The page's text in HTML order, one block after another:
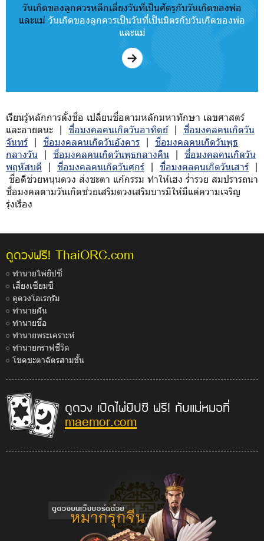
วันเกิดของลูกควรหลีกเลี่ยงวันที่เป็นศัตรูกับวันเกิดของพ่อ
และแม่ วันเกิดของลูกควรเป็นวันที่เป็นมิตรกับวันเกิดของพ่อ
และแม่
เรียนรู้หลักการตั้งชื่อ เปลี่ยนชื่อตามหลักมหาทักษา เลขศาสตร์
และอายตนะ | ชื่อมงคลคนเกิดวันอาทิตย์| ชื่อมงคลคนเกิดวัน
จันทร์ | ชื่อมงคลคนเกิดวันอังคาร | ชื่อมงคลคนเกิดวันพุธ
กลางวัน | ชื่อมงคลคนเกิดวันพุธกลางคืน | ชื่อมงคลคนเกิดวัน
พฤหัสบดี | ชื่อมงคลคนเกิดวันศุกร์ | ชื่อมงคลคนเกิดวันเสาร์ |
ชื่อดีช่วยหนุนดวง ส่งชะตา แก้กรรม ทำให้เฮง ร่ำรวย สมปรารถนา
ชื่อมงคลตามวันเกิดช่วยเสริมดวงเสริมบารมีให้มีแต่ความเจริญ
รุ่งเรือง
ดูดวงฟรี! ThaiORC.com
ทำนายไพ่ยิปซี
เสี่ยงเซียมซี
ดูดวงโอเรกุรัม
ทำนายฝัน
ทำนายชื่อ
ทำนายพระเคราะห์
ทำนายกราฟชีวิต
โชคชะตาฉัตรสามชั้น
ดูดวง เปิดไพ่ยิปซี ฟรี! กับแม่หมอที่
maemor.com